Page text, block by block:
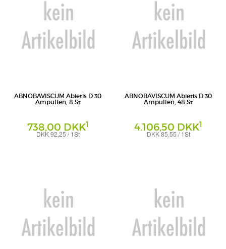
ABNOBAVISCUM Abietis D 30
Ampullen, 8 St
738,00 DKK1
DKK 92,25 / 1St
ABNOBAVISCUM Abietis D 30
Ampullen, 48 St
4.106,50 DKK1
DKK 85,55 / 1St